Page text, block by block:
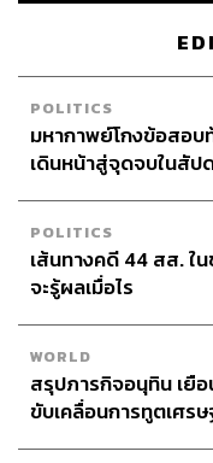
POLITICS
มหากาพย์โกงข้อสอบ
เดินหน้าสู่จุดจบในสัป
POLITICS
เส้นทางคดี 44 สส. ใ
จะรู้ผลเมื่อไร
WORLD
สรุปภารกิจอนุทิน เยือ
ขับเคลื่อนการทูตเศร